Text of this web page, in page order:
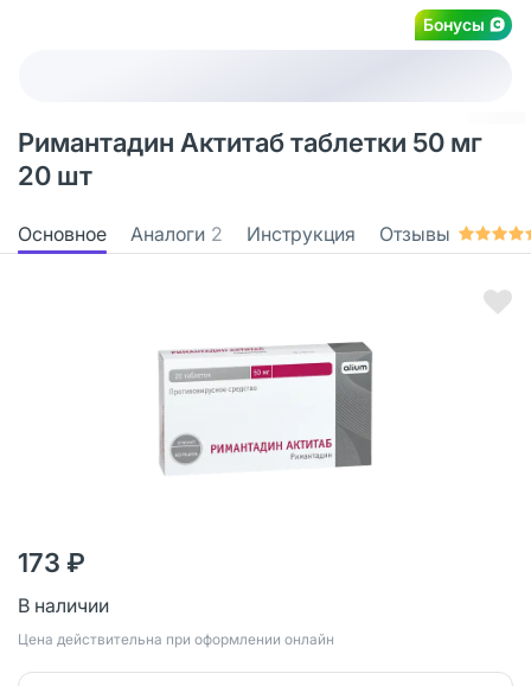
Бонусы
Римантадин Актитаб таблетки 50 мг
20 шт
Основное Аналоги 2 Инструкция Отзывы
173 ₽
В наличии
Цена действительна при оформлении онлайн